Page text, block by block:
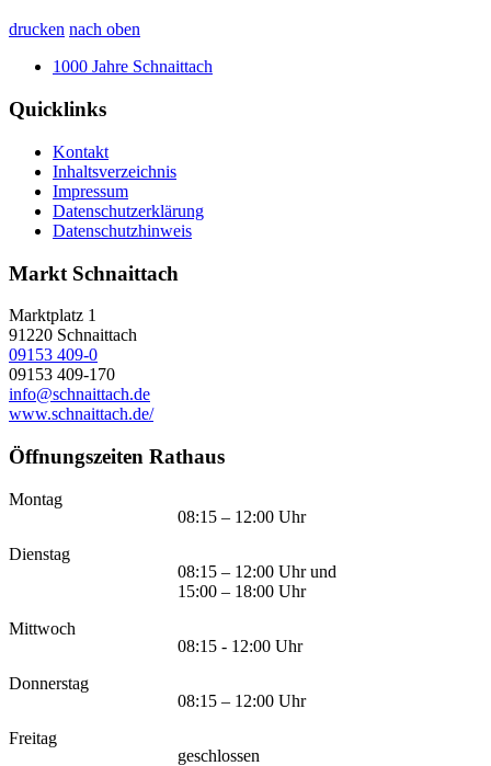
drucken nach oben
1000 Jahre Schnaittach
Quicklinks
Kontakt
Inhaltsverzeichnis
Impressum
Datenschutzerklärung
Datenschutzhinweis
Markt Schnaittach
Marktplatz 1
91220 Schnaittach
09153 409-0
09153 409-170
info@schnaittach.de
www.schnaittach.de/
Öffnungszeiten Rathaus
Montag
08:15 – 12:00 Uhr
Dienstag
08:15 – 12:00 Uhr und
15:00 – 18:00 Uhr
Mittwoch
08:15 - 12:00 Uhr
Donnerstag
08:15 – 12:00 Uhr
Freitag
geschlossen